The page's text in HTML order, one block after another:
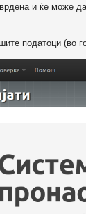
и ќе може да
податоци (во